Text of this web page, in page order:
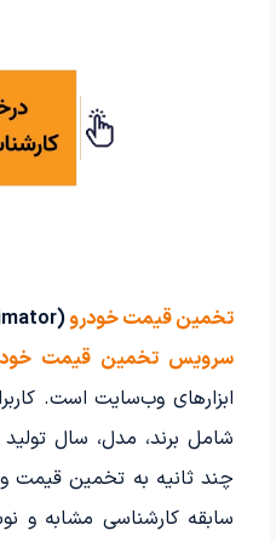
تخمین قیمت خودرو(Car Value Estimator)
سرویس تخمین قیمت
ابزارهای وب‌سایت است.
شامل برند، مدل، سال تولید
چند ثانیه به تخمین قیمت
سابقه کارشناسی مشابه و